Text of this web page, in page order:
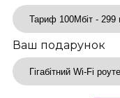
Ваш подарунок